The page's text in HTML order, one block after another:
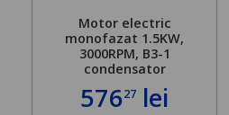
Motor electric
monofazat 1.5KW,
3000RPM, B3-1
condensator
57627 lei